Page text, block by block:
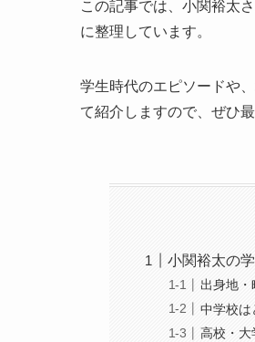
この記事では、小関裕太
に整理しています。
学生時代のエピソードや
て紹介しますので、ぜひ
小関裕太の
出身地・
中学校は
高校・大